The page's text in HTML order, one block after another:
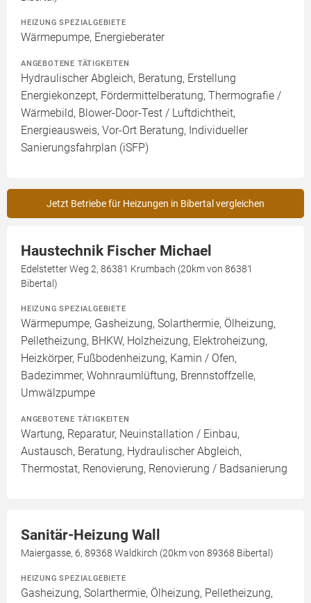
HEIZUNG SPEZIALGEBIETE
Wärmepumpe, Energieberater
ANGEBOTENE TÄTIGKEITEN
Hydraulischer Abgleich, Beratung, Erstellung
Energiekonzept, Fördermittelberatung, Thermografie /
Wärmebild, Blower-Door-Test / Luftdichtheit,
Energieausweis, Vor-Ort Beratung, Individueller
Sanierungsfahrplan (iSFP)
Jetzt Betriebe für Heizungen in Bibertal vergleichen
Haustechnik Fischer Michael
Edelstetter Weg 2, 86381 Krumbach (20km von 86381
Bibertal)
HEIZUNG SPEZIALGEBIETE
Wärmepumpe, Gasheizung, Solarthermie, Ölheizung,
Pelletheizung, BHKW, Holzheizung, Elektroheizung,
Heizkörper, Fußbodenheizung, Kamin / Ofen,
Badezimmer, Wohnraumlüftung, Brennstoffzelle,
Umwälzpumpe
ANGEBOTENE TÄTIGKEITEN
Wartung, Reparatur, Neuinstallation / Einbau,
Austausch, Beratung, Hydraulischer Abgleich,
Thermostat, Renovierung, Renovierung / Badsanierung
Sanitär-Heizung Wall
Maiergasse, 6, 89368 Waldkirch (20km von 89368 Bibertal)
HEIZUNG SPEZIALGEBIETE
Gasheizung, Solarthermie, Ölheizung, Pelletheizung,